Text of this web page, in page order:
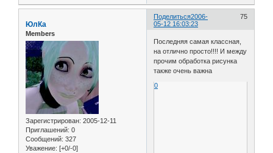
Поделиться 75
2006-
05-12 16:03:23
ЮлКа
Members
Зарегистрирован: 2005-12-11
Приглашений: 0
Сообщений: 327
Уважение: [+0/-0]
Последняя самая классная,
на отлично просто!!!! И между
прочим обработка рисунка
также очень важна
0